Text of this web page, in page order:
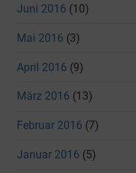
Juni 2016 (10)
Mai 2016 (3)
April 2016 (9)
März 2016 (13)
Februar 2016 (7)
Januar 2016 (5)